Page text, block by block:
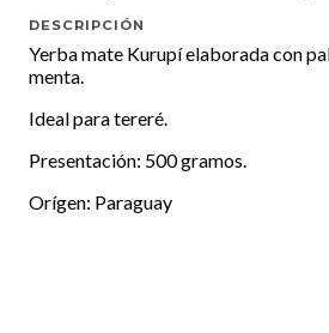
DESCRIPCIÓN
Yerba mate Kurupí elaborada con
menta.
Ideal para tereré.
Presentación: 500 gramos.
Orígen: Paraguay